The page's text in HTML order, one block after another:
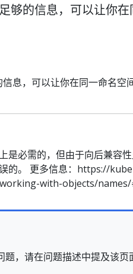
够的信息，可以让你
息，可以让你在同一命名空
是必需的，但由于向后兼容
的。 更多信息：https://
with-objects/names/
题，请在问题描述中提及该